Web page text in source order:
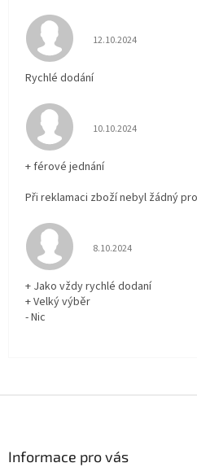
Hodnocení obchodu
12.10.2024
Rychlé dodání
Hodnocení obchodu
10.10.2024
+ férové jednání
Při reklamaci zboží nebyl žádný
Hodnocení obchodu
8.10.2024
+ Jako vždy rychlé dodaní
+ Velký výběr
- Nic
Informace pro vás